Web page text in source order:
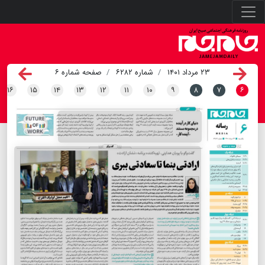
۲۳ مرداد ۱۴۰۱ شماره ۶۲۸۲
صفحه شماره ۶
۶ ۷ ۸ ۹ ۱۰ ۱۱ ۱۲ ۱۳ ۱۴ ۱۵ ۱۶